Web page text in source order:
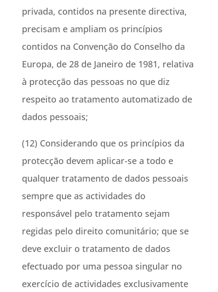
privada, contidos na presente directiva,
precisam e ampliam os princípios
contidos na Convenção do Conselho da
Europa, de 28 de Janeiro de 1981, relativa
à protecção das pessoas no que diz
respeito ao tratamento automatizado de
dados pessoais;
(12) Considerando que os princípios da
protecção devem aplicar-se a todo e
qualquer tratamento de dados pessoais
sempre que as actividades do
responsável pelo tratamento sejam
regidas pelo direito comunitário; que se
deve excluir o tratamento de dados
efectuado por uma pessoa singular no
exercício de actividades exclusivamente